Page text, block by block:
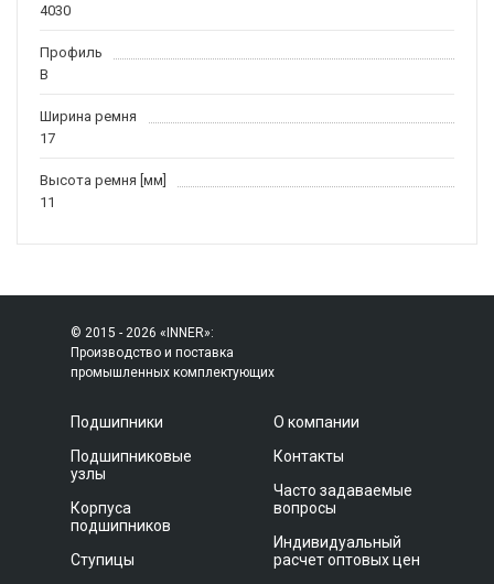
4030
Профиль
B
Ширина ремня
17
Высота ремня [мм]
11
© 2015 - 2026 «INNER»:
Производство и поставка
промышленных комплектующих
Подшипники
Подшипниковые
узлы
Корпуса
подшипников
Ступицы
О компании
Контакты
Часто задаваемые
вопросы
Индивидуальный
расчет оптовых цен